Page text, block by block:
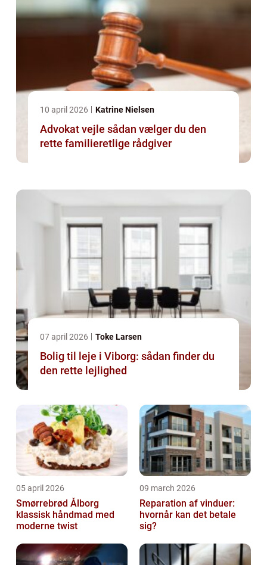
10 april 2026 Katrine Nielsen
Advokat vejle sådan vælger du den
rette familieretlige rådgiver
07 april 2026 Toke Larsen
Bolig til leje i Viborg: sådan finder du
den rette lejlighed
05 april 2026
Smørrebrød Ålborg
klassisk håndmad med
moderne twist
09 march 2026
Reparation af vinduer:
hvornår kan det betale
sig?